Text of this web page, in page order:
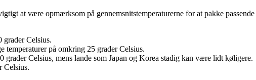
at være opmærksom på gennemsnitstemperaturerne for at pakke passende
grader Celsius.
temperaturer på omkring 25 grader Celsius.
Celsius, mens lande som Japan og Korea stadig kan være lidt køligere.
Celsius.